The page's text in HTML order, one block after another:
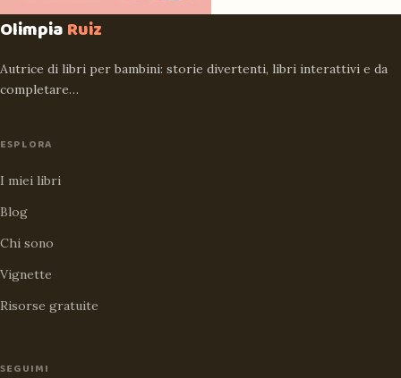
OlimpiaRuiz
Autrice di libri per bambini: storie divertenti, libri interattivi e da
completare…
ESPLORA
I miei libri
Blog
Chi sono
Vignette
Risorse gratuite
SEGUIMI